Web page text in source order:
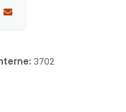
3702